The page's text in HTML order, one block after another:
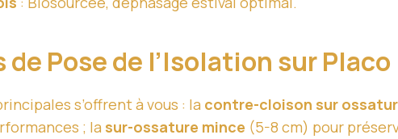
de Pose de l’Isolation sur
s’offrent à vous : la contre-cloison sur
; la sur-ossature mince (5-8 cm) pour